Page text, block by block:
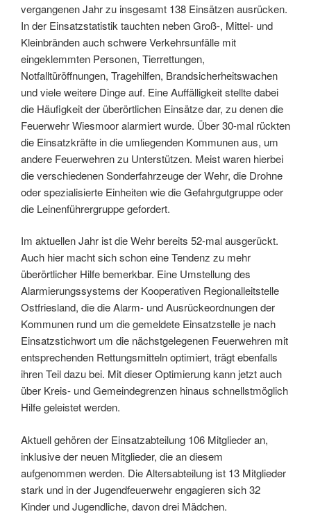
vergangenen Jahr zu insgesamt 138 Einsätzen ausrücken.
In der Einsatzstatistik tauchten neben Groß-, Mittel- und
Kleinbränden auch schwere Verkehrsunfälle mit
eingeklemmten Personen, Tierrettungen,
Notfalltüröffnungen, Tragehilfen, Brandsicherheitswachen
und viele weitere Dinge auf. Eine Auffälligkeit stellte dabei
die Häufigkeit der überörtlichen Einsätze dar, zu denen die
Feuerwehr Wiesmoor alarmiert wurde. Über 30-mal rückten
die Einsatzkräfte in die umliegenden Kommunen aus, um
andere Feuerwehren zu Unterstützen. Meist waren hierbei
die verschiedenen Sonderfahrzeuge der Wehr, die Drohne
oder spezialisierte Einheiten wie die Gefahrgutgruppe oder
die Leinenführergruppe gefordert.
Im aktuellen Jahr ist die Wehr bereits 52-mal ausgerückt.
Auch hier macht sich schon eine Tendenz zu mehr
überörtlicher Hilfe bemerkbar. Eine Umstellung des
Alarmierungssystems der Kooperativen Regionalleitstelle
Ostfriesland, die die Alarm- und Ausrückeordnungen der
Kommunen rund um die gemeldete Einsatzstelle je nach
Einsatzstichwort um die nächstgelegenen Feuerwehren mit
entsprechenden Rettungsmitteln optimiert, trägt ebenfalls
ihren Teil dazu bei. Mit dieser Optimierung kann jetzt auch
über Kreis- und Gemeindegrenzen hinaus schnellstmöglich
Hilfe geleistet werden.
Aktuell gehören der Einsatzabteilung 106 Mitglieder an,
inklusive der neuen Mitglieder, die an diesem
aufgenommen werden. Die Altersabteilung ist 13 Mitglieder
stark und in der Jugendfeuerwehr engagieren sich 32
Kinder und Jugendliche, davon drei Mädchen.